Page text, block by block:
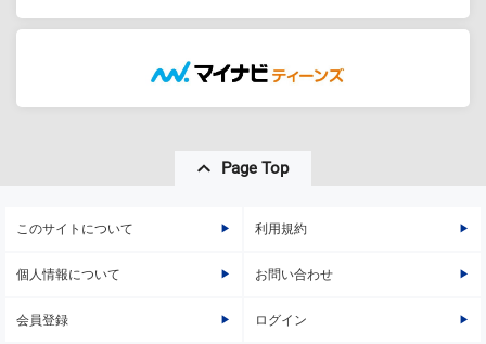
Page Top
このサイトについて 利用規約
個人情報について お問い合わせ
会員登録 ログイン